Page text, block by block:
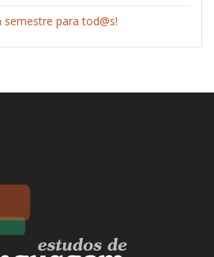
para tod@s!